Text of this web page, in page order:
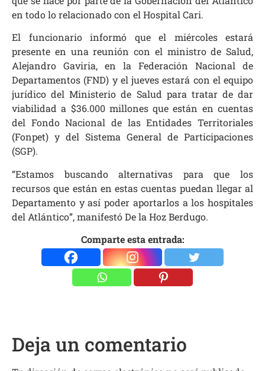
en todo lo relacionado con el Hospital Cari.
El funcionario informó que el miércoles estará
presente en una reunión con el ministro de Salud,
Alejandro Gaviria, en la Federación Nacional de
Departamentos (FND) y el jueves estará con el equipo
jurídico del Ministerio de Salud para tratar de dar
viabilidad a $36.000 millones que están en cuentas
del Fondo Nacional de las Entidades Territoriales
(Fonpet) y del Sistema General de Participaciones
(SGP).
“Estamos buscando alternativas para que los
recursos que están en estas cuentas puedan llegar al
Departamento y así poder aportarlos a los hospitales
del Atlántico”, manifestó De la Hoz Berdugo.
Comparte esta entrada:
Deja un comentario